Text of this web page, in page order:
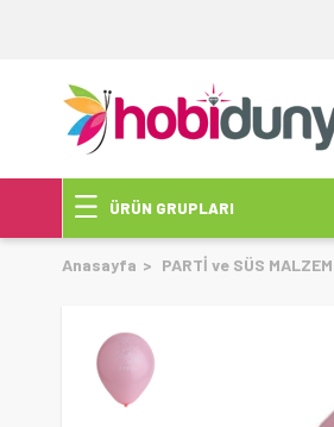
ÜRÜN GRUPLARI
Anasayfa PARTİ ve SÜS